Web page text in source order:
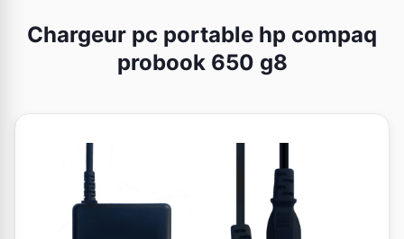
Chargeur pc portable hp compaq
probook 650 g8